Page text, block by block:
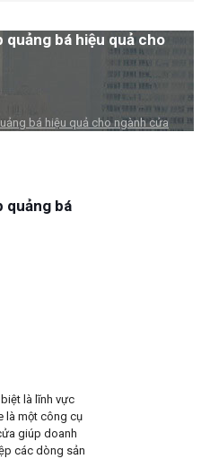
bá hiệu quả cho
bá hiệu quả cho ngành cửa
quảng bá
là lĩnh vực
là một công cụ
giúp doanh
các dòng sản